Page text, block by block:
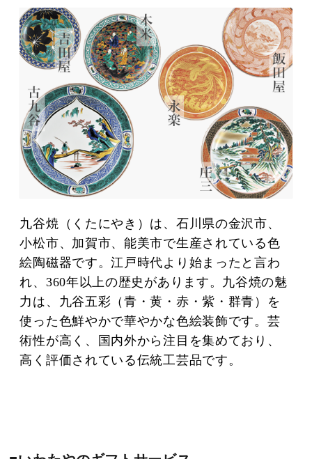
九谷焼（くたにやき）は、石川県の金沢市、
小松市、加賀市、能美市で生産されている色
絵陶磁器です。江戸時代より始まったと言わ
れ、360年以上の歴史があります。九谷焼の魅
力は、九谷五彩（青・黄・赤・紫・群青）を
使った色鮮やかで華やかな色絵装飾です。芸
術性が高く、国内外から注目を集めており、
高く評価されている伝統工芸品です。